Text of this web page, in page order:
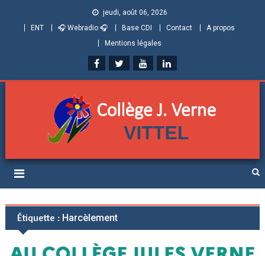
jeudi, août 06, 2026
ENT
🎧 Webradio 🎧 Base CDI Contact
A propos
Mentions légales
Collège Jules Verne de
Vittel (Vosges)
Étiquette : Harcèlement